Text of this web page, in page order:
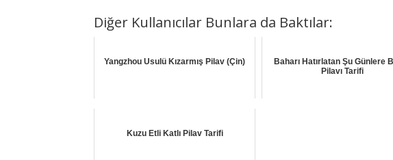
Diğer Kullanıcılar Bunlara da Baktılar:
Yangzhou Usulü Kızarmış Pilav (Çin)
Baharı Hatırlatan Şu Günlere
Pilavı Tarifi
Kuzu Etli Katlı Pilav Tarifi